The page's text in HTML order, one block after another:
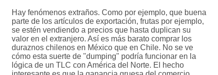
Hay fenómenos extraños. Como por ejemplo, que buena
parte de los artículos de exportación, frutas por ejemplo,
se estén vendiendo a precios que hasta duplican su
valor en el extranjero. Así es más barato comprar los
duraznos chilenos en México que en Chile. No se ve
cómo esta suerte de "dumping" podría funcionar en la
lógica de un TLC con América del Norte. El hecho